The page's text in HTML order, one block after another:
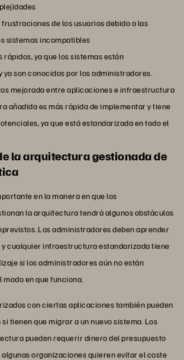
de los usuarios debido a las
sistemas incompatibles
rápidos, ya que los sistemas están
ya son conocidos por los administradores.
mejorada entre aplicaciones e infraestructura
añadida es más rápida de implementar y tiene
ya que está estandarizada en todo el
la arquitectura gestionada de
en la manera en que los
la arquitectura tendrá algunos obstáculos
Los administradores deben aprender
y cualquier infraestructura estandarizada tiene
si los administradores aún no están
en que funciona.
con ciertas aplicaciones también pueden
tienen que migrar a un nuevo sistema. Los
pueden requerir dinero del presupuesto
organizaciones quieren evitar el coste